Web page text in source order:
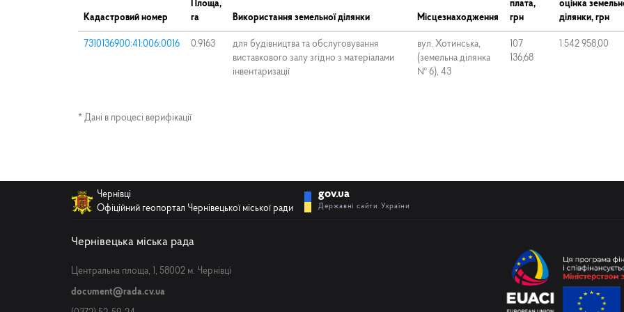
Кадастровий номер
Площа,
га
Використання земельної ділянки Місцезнаходження
плата,
грн
оцінка
ділянки, грн
7310136900:41:006:0016 0.9163
для будівництва та обслуговування
виставкового залу згідно з матеріалами
інвентаризації
вул. Хотинська,
(земельна ділянка
№ 6), 43
107
136,68
1 542 958,00
* Дані в процесі верифікації
Чернівці
Офіційний геопортал Чернівецької міської ради
gov.ua
Державні сайти України
Чернівецька міська рада
Центральна площа, 1, 58002 м. Чернівці
document@rada.cv.ua